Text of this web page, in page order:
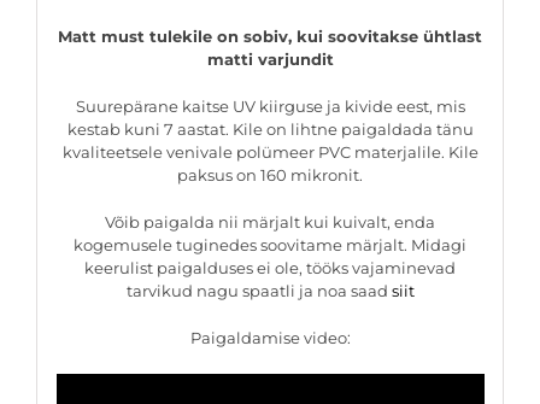
Matt must tulekile on sobiv, kui soovitakse ühtlast
matti varjundit
Suurepärane kaitse UV kiirguse ja kivide eest, mis
kestab kuni 7 aastat. Kile on lihtne paigaldada tänu
kvaliteetsele venivale polümeer PVC materjalile. Kile
paksus on 160 mikronit.
Võib paigalda nii märjalt kui kuivalt, enda
kogemusele tuginedes soovitame märjalt. Midagi
keerulist paigalduses ei ole, tööks vajaminevad
tarvikud nagu spaatli ja noa saad siit
Paigaldamise video: